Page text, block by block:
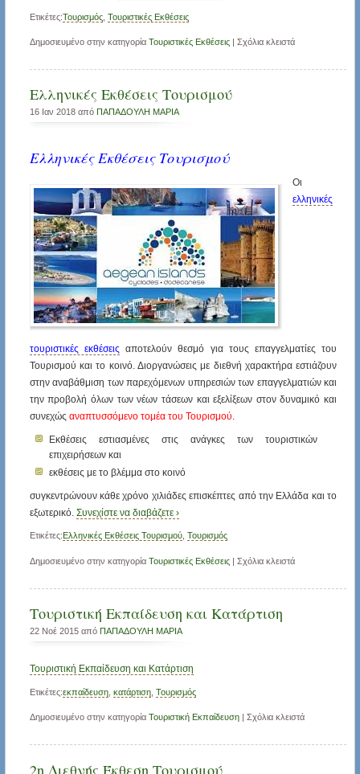
Ετικέτες:Τουρισμός, Τουριστικές Εκθέσεις
Δημοσιευμένο στην κατηγορία Τουριστικές Εκθέσεις| Σχόλια κλειστά
Ελληνικές Εκθέσεις Τουρισμού
16 Ιαν 2018 από ΠΑΠΑΔΟΥΛΗ ΜΑΡΙΑ
Ελληνικές Εκθέσεις Τουρισμού
Οι
ελληνικές
τουριστικές εκθέσεις αποτελούν θεσμό για τους επαγγελματίες του
Τουρισμού και το κοινό. Διοργανώσεις με διεθνή χαρακτήρα εστιάζουν
στην αναβάθμιση των παρεχόμενων υπηρεσιών των επαγγελματιών και
την προβολή όλων των νέων τάσεων και εξελίξεων στον δυναμικό και
συνεχώς αναπτυσσόμενο τομέα του Τουρισμού.
Εκθέσεις εστιασμένες στις ανάγκες των τουριστικών
επιχειρήσεων και
εκθέσεις με το βλέμμα στο κοινό
συγκεντρώνουν κάθε χρόνο χιλιάδες επισκέπτες από την Ελλάδα και το
εξωτερικό. Συνεχίστε να διαβάζετε ›
Ετικέτες: Ελληνικές Εκθέσεις Τουρισμού, Τουρισμός
Δημοσιευμένο στην κατηγορία Τουριστικές Εκθέσεις| Σχόλια κλειστά
Τουριστική Εκπαίδευση και Κατάρτιση
22 Νοέ 2015 από ΠΑΠΑΔΟΥΛΗ ΜΑΡΙΑ
Τουριστική Εκπαίδευση και Κατάρτιση
Ετικέτες:εκπαίδευση, κατάρτιση, Τουρισμός
Δημοσιευμένο στην κατηγορία Τουριστική Εκπαίδευση| Σχόλια κλειστά
2η Διεθνής Έκθεση Τουρισμού